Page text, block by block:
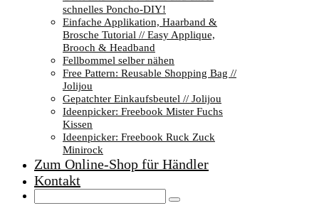
schnelles Poncho-DIY!
Einfache Applikation, Haarband &
Brosche Tutorial // Easy Applique,
Brooch & Headband
Fellbommel selber nähen
Free Pattern: Reusable Shopping Bag //
Jolijou
Gepatchter Einkaufsbeutel // Jolijou
Ideenpicker: Freebook Mister Fuchs
Kissen
Ideenpicker: Freebook Ruck Zuck
Minirock
Zum Online-Shop für Händler
Kontakt